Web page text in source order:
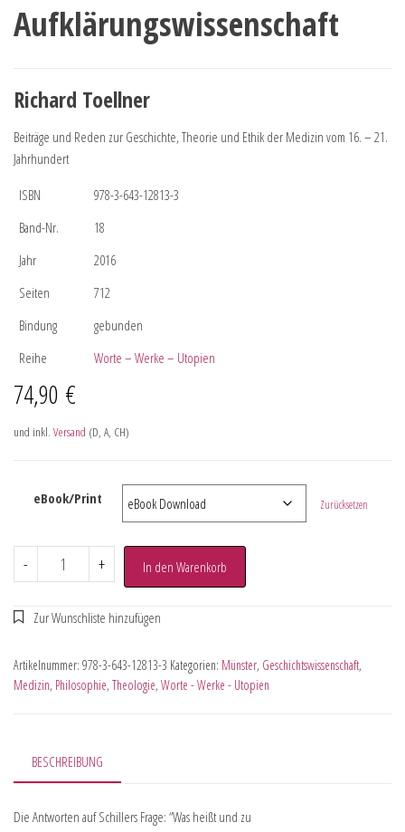
Aufklärungswissenschaft
Richard Toellner
Beiträge und Reden zur Geschichte, Theorie und Ethik der Medizin vom 16. – 21.
Jahrhundert
ISBN
978-3-643-12813-3
Band-Nr.
18
Jahr
2016
Seiten
712
Bindung
gebunden
Reihe
Worte – Werke – Utopien
74,90 €
und inkl. Versand (D, A, CH)
eBook/Print Zurücksetzen
- + In den Warenkorb
Artikelnummer: 978-3-643-12813-3 Kategorien: Münster, Geschichtswissenschaft,
Medizin, Philosophie, Theologie, Worte - Werke - Utopien
BESCHREIBUNG
Die Antworten auf Schillers Frage: “Was heißt und zu